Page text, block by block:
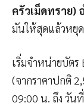
ครัวเม็ดทราย)
มันให้สุดแล้วหยุ
เริ่มจำหน่ายบัตร
(จากราคาปกติ
09:00 น. ถึง วัน